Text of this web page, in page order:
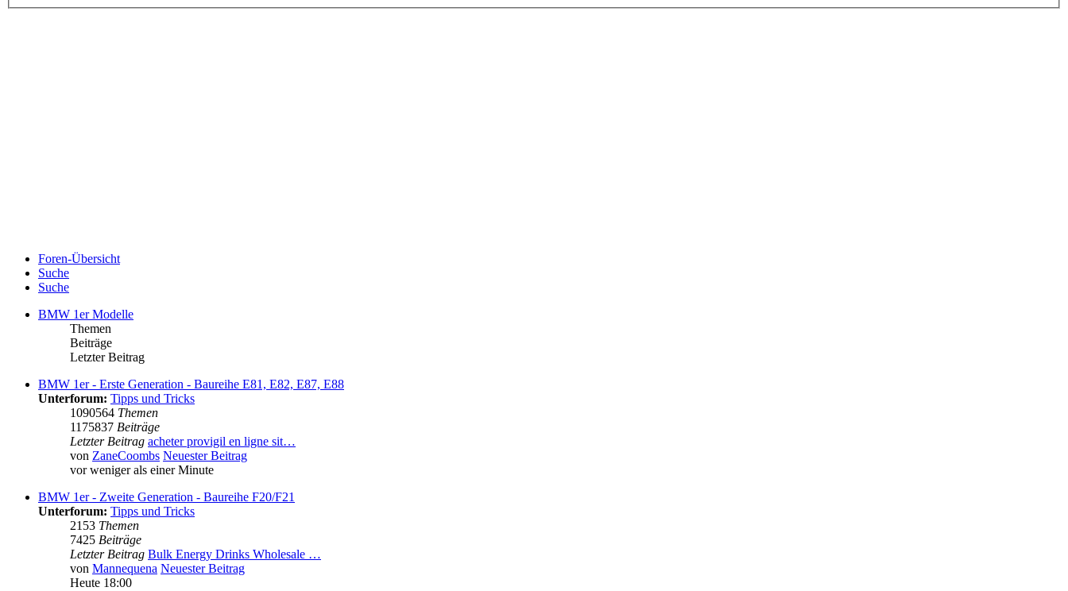
Foren-Übersicht
Suche
Suche
BMW 1er Modelle
Themen
Beiträge
Letzter Beitrag
BMW 1er - Erste Generation - Baureihe E81, E82, E87, E88
Unterforum: Tipps und Tricks
1090564 Themen
1175837 Beiträge
Letzter Beitrag acheter provigil en ligne sit…
von ZaneCoombs Neuester Beitrag
vor weniger als einer Minute
BMW 1er - Zweite Generation - Baureihe F20/F21
Unterforum: Tipps und Tricks
2153 Themen
7425 Beiträge
Letzter Beitrag Bulk Energy Drinks Wholesale …
von Mannequena Neuester Beitrag
Heute 18:00